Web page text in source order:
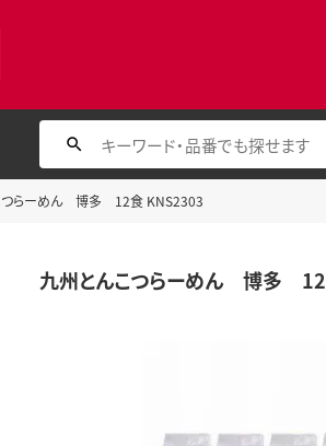
つらーめん 博多 12食 KNS2303
九州とんこつらーめん 博多